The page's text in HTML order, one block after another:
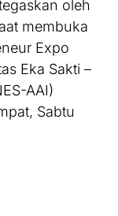
oleh
membuka
Expo
Eka Sakti –
AAI)
Sabtu